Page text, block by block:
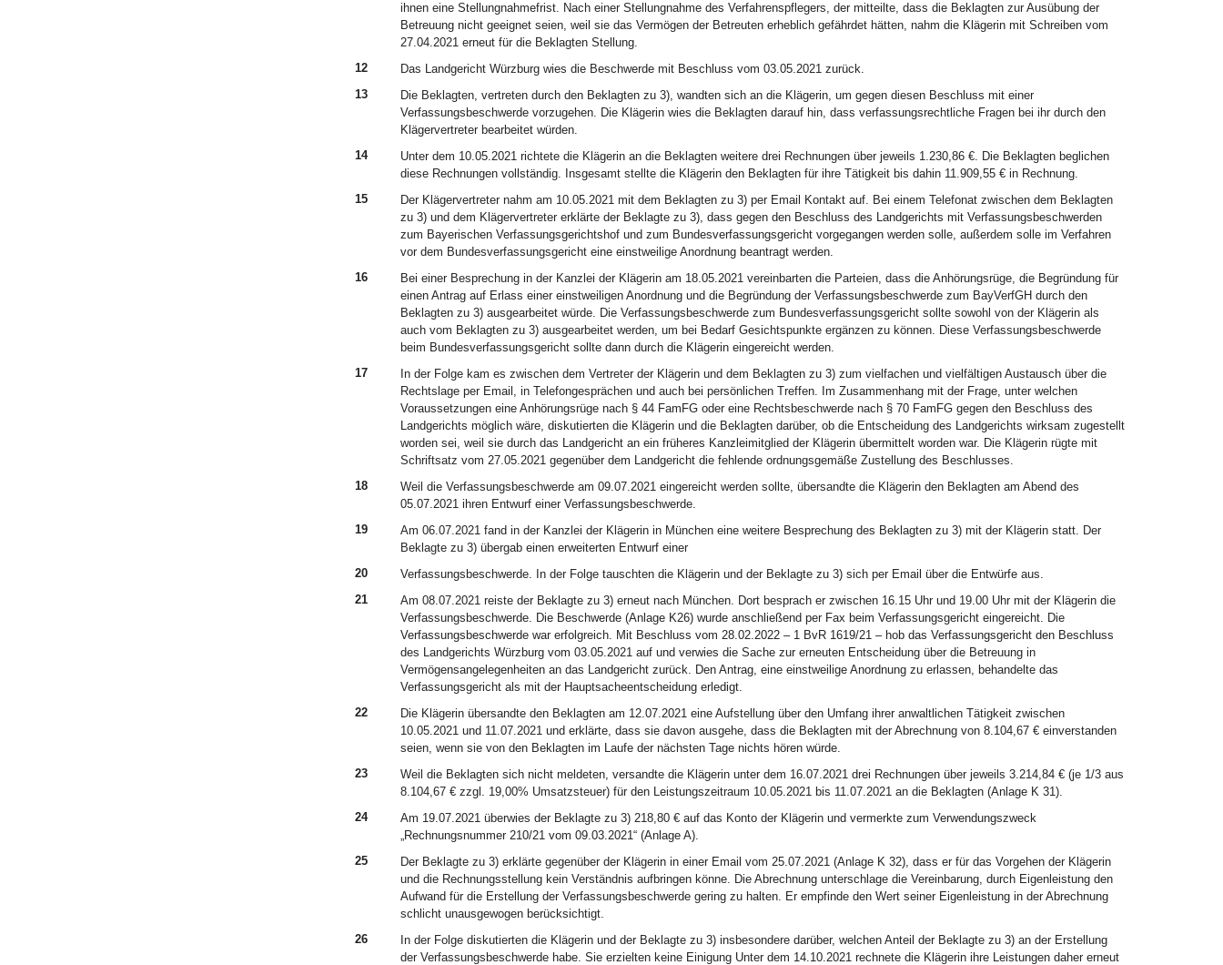
ihnen eine Stellungnahmefrist. Nach einer Stellungnahme des Verfahrenspflegers, der mitteilte, dass die Beklagten zur Ausübung der
Betreuung nicht geeignet seien, weil sie das Vermögen der Betreuten erheblich gefährdet hätten, nahm die Klägerin mit Schreiben vom
27.04.2021 erneut für die Beklagten Stellung.
12
Das Landgericht Würzburg wies die Beschwerde mit Beschluss vom 03.05.2021 zurück.
13
Die Beklagten, vertreten durch den Beklagten zu 3), wandten sich an die Klägerin, um gegen diesen Beschluss mit einer
Verfassungsbeschwerde vorzugehen. Die Klägerin wies die Beklagten darauf hin, dass verfassungsrechtliche Fragen bei ihr durch den
Klägervertreter bearbeitet würden.
14
Unter dem 10.05.2021 richtete die Klägerin an die Beklagten weitere drei Rechnungen über jeweils 1.230,86 €. Die Beklagten beglichen
diese Rechnungen vollständig. Insgesamt stellte die Klägerin den Beklagten für ihre Tätigkeit bis dahin 11.909,55 € in Rechnung.
15
Der Klägervertreter nahm am 10.05.2021 mit dem Beklagten zu 3) per Email Kontakt auf. Bei einem Telefonat zwischen dem Beklagten
zu 3) und dem Klägervertreter erklärte der Beklagte zu 3), dass gegen den Beschluss des Landgerichts mit Verfassungsbeschwerden
zum Bayerischen Verfassungsgerichtshof und zum Bundesverfassungsgericht vorgegangen werden solle, außerdem solle im Verfahren
vor dem Bundesverfassungsgericht eine einstweilige Anordnung beantragt werden.
16
Bei einer Besprechung in der Kanzlei der Klägerin am 18.05.2021 vereinbarten die Parteien, dass die Anhörungsrüge, die Begründung für
einen Antrag auf Erlass einer einstweiligen Anordnung und die Begründung der Verfassungsbeschwerde zum BayVerfGH durch den
Beklagten zu 3) ausgearbeitet würde. Die Verfassungsbeschwerde zum Bundesverfassungsgericht sollte sowohl von der Klägerin als
auch vom Beklagten zu 3) ausgearbeitet werden, um bei Bedarf Gesichtspunkte ergänzen zu können. Diese Verfassungsbeschwerde
beim Bundesverfassungsgericht sollte dann durch die Klägerin eingereicht werden.
17
In der Folge kam es zwischen dem Vertreter der Klägerin und dem Beklagten zu 3) zum vielfachen und vielfältigen Austausch über die
Rechtslage per Email, in Telefongesprächen und auch bei persönlichen Treffen. Im Zusammenhang mit der Frage, unter welchen
Voraussetzungen eine Anhörungsrüge nach § 44 FamFG oder eine Rechtsbeschwerde nach § 70 FamFG gegen den Beschluss des
Landgerichts möglich wäre, diskutierten die Klägerin und die Beklagten darüber, ob die Entscheidung des Landgerichts wirksam zugestellt
worden sei, weil sie durch das Landgericht an ein früheres Kanzleimitglied der Klägerin übermittelt worden war. Die Klägerin rügte mit
Schriftsatz vom 27.05.2021 gegenüber dem Landgericht die fehlende ordnungsgemäße Zustellung des Beschlusses.
18
Weil die Verfassungsbeschwerde am 09.07.2021 eingereicht werden sollte, übersandte die Klägerin den Beklagten am Abend des
05.07.2021 ihren Entwurf einer Verfassungsbeschwerde.
19
Am 06.07.2021 fand in der Kanzlei der Klägerin in München eine weitere Besprechung des Beklagten zu 3) mit der Klägerin statt. Der
Beklagte zu 3) übergab einen erweiterten Entwurf einer
20
Verfassungsbeschwerde. In der Folge tauschten die Klägerin und der Beklagte zu 3) sich per Email über die Entwürfe aus.
21
Am 08.07.2021 reiste der Beklagte zu 3) erneut nach München. Dort besprach er zwischen 16.15 Uhr und 19.00 Uhr mit der Klägerin die
Verfassungsbeschwerde. Die Beschwerde (Anlage K26) wurde anschließend per Fax beim Verfassungsgericht eingereicht. Die
Verfassungsbeschwerde war erfolgreich. Mit Beschluss vom 28.02.2022 – 1 BvR 1619/21 – hob das Verfassungsgericht den Beschluss
des Landgerichts Würzburg vom 03.05.2021 auf und verwies die Sache zur erneuten Entscheidung über die Betreuung in
Vermögensangelegenheiten an das Landgericht zurück. Den Antrag, eine einstweilige Anordnung zu erlassen, behandelte das
Verfassungsgericht als mit der Hauptsacheentscheidung erledigt.
22
Die Klägerin übersandte den Beklagten am 12.07.2021 eine Aufstellung über den Umfang ihrer anwaltlichen Tätigkeit zwischen
10.05.2021 und 11.07.2021 und erklärte, dass sie davon ausgehe, dass die Beklagten mit der Abrechnung von 8.104,67 € einverstanden
seien, wenn sie von den Beklagten im Laufe der nächsten Tage nichts hören würde.
23
Weil die Beklagten sich nicht meldeten, versandte die Klägerin unter dem 16.07.2021 drei Rechnungen über jeweils 3.214,84 € (je 1/3 aus
8.104,67 € zzgl. 19,00% Umsatzsteuer) für den Leistungszeitraum 10.05.2021 bis 11.07.2021 an die Beklagten (Anlage K 31).
24
Am 19.07.2021 überwies der Beklagte zu 3) 218,80 € auf das Konto der Klägerin und vermerkte zum Verwendungszweck
„Rechnungsnummer 210/21 vom 09.03.2021“ (Anlage A).
25
Der Beklagte zu 3) erklärte gegenüber der Klägerin in einer Email vom 25.07.2021 (Anlage K 32), dass er für das Vorgehen der Klägerin
und die Rechnungsstellung kein Verständnis aufbringen könne. Die Abrechnung unterschlage die Vereinbarung, durch Eigenleistung den
Aufwand für die Erstellung der Verfassungsbeschwerde gering zu halten. Er empfinde den Wert seiner Eigenleistung in der Abrechnung
schlicht unausgewogen berücksichtigt.
26
In der Folge diskutierten die Klägerin und der Beklagte zu 3) insbesondere darüber, welchen Anteil der Beklagte zu 3) an der Erstellung
der Verfassungsbeschwerde habe. Sie erzielten keine Einigung Unter dem 14.10.2021 rechnete die Klägerin ihre Leistungen daher erneut